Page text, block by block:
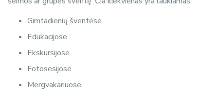
Gimtadienių šventėse
Edukacijose
Ekskursijose
Fotosesijose
Mergvakariuose